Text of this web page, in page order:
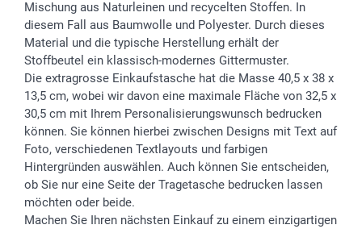
Mischung aus Naturleinen und recycelten Stoffen. In
diesem Fall aus Baumwolle und Polyester. Durch dieses
Material und die typische Herstellung erhält der
Stoffbeutel ein klassisch-modernes Gittermuster.
Die extragrosse Einkaufstasche hat die Masse 40,5 x 38 x
13,5 cm, wobei wir davon eine maximale Fläche von 32,5 x
30,5 cm mit Ihrem Personalisierungswunsch bedrucken
können. Sie können hierbei zwischen Designs mit Text auf
Foto, verschiedenen Textlayouts und farbigen
Hintergründen auswählen. Auch können Sie entscheiden,
ob Sie nur eine Seite der Tragetasche bedrucken lassen
möchten oder beide.
Machen Sie Ihren nächsten Einkauf zu einem einzigartigen